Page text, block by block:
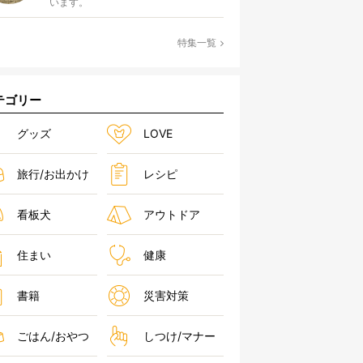
特集一覧
ゴリー
グッズ LOVE
旅行/お出かけ レシピ
看板犬 アウトドア
住まい 健康
書籍 災害対策
ごはん/おやつ しつけ/マナー